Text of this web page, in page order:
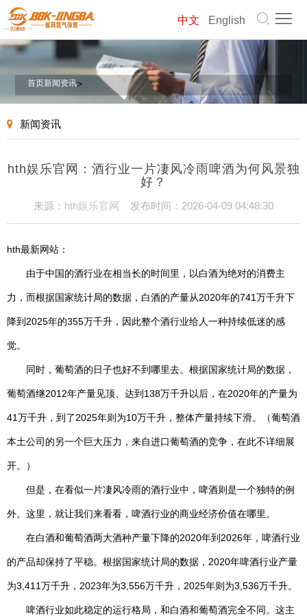
中文 English
首
页
模
簧
簧
旋
弹
产
品
关
讯
我
们
站
地
首页 >
新闻资讯
新闻资讯
hth娱乐官网：酒行业一片凄风冷雨啤酒为何风景独
好？
来源： hth娱乐官网 发布时间：2026-04-09 04:48:30
hth最新网站：
由于中国的酒行业在相当长的时间里，以白酒为绝对的消费主
力，而根据国家统计局的数据，白酒的产量从2020年的741万千升下
降到2025年的355万千升，因此整个酒行业给人一种持续低迷的感
觉。
同时，葡萄酒的日子也好不到哪里去。根据国家统计局的数据，
葡萄酒继2012年产量见顶、达到138万千升以后，在2020年的产量为
41万千升，到了2025年则为10万千升，整体产量持续下滑。（葡萄酒
本土公司的另一个巨大压力，来自进口葡萄酒的竞争，在此不详细展
开。）
但是，在看似一片凄风冷雨的酒行业中，啤酒则是一个独特的例
外。这里，就让我们来看看，啤酒行业的商业经济价值在哪里。
在白酒和葡萄酒两大酒种产量下降的2020年到2026年，啤酒行业
的产品却保持了平稳。根据国家统计局的数据，2020年啤酒行业产量
为3,411万千升，2023年为3,556万千升，2025年则为3,536万千升。
啤酒行业如此稳定的运行格局，和白酒和葡萄酒完全不同。这主